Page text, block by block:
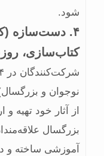
شود.
۴. دست‌سازه
کتاب‌سازی،
نوجوان و
از آثار خود تهیه
بزرگسال
آموزشی ساخته و